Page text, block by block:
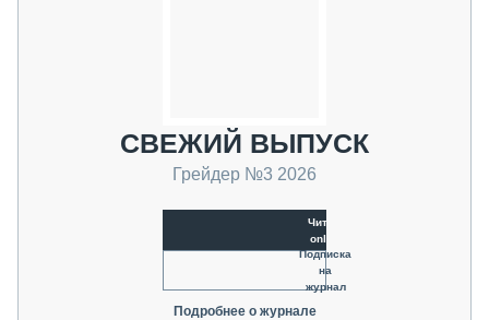
СВЕЖИЙ ВЫПУСК
Грейдер №3 2026
Читать
online
Подписка
на
журнал
Подробнее о журнале